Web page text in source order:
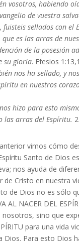
vosotros, habiendo
de vuestra
fuisteis sellados con el
es las arras de
de la posesión
su gloria. Efesios
nos ha sellado, y
en nuestros
hizo para esto
las arras del Espíritu.
vimos cómo
Santo de Dios
nos ayuda de
de Cristo en nuestra
de Dios no es sólo
AL NACER DEL
nosotros, sino que
para una vida
Dios. Para esto Dios